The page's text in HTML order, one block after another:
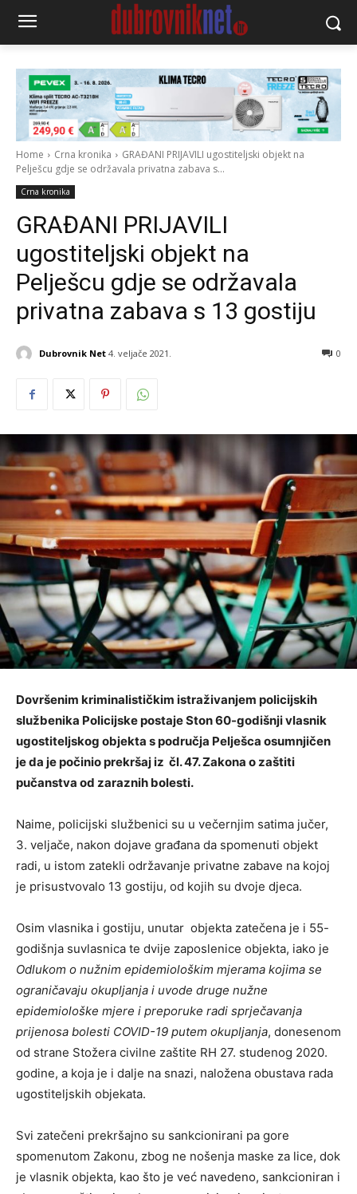
Home Crna kronika
GRAĐANI PRIJAVILI ugostiteljski objekt na
Pelješcu gdje se održavala privatna zabava s...
Crna kronika
GRAĐANI PRIJAVILI
ugostiteljski objekt na
Pelješcu gdje se održavala
privatna zabava s 13 gostiju
Dubrovnik Net 4. veljače 2021. 0
Dovršenim kriminalističkim istraživanjem policijskih
službenika Policijske postaje Ston 60-godišnji vlasnik
ugostiteljskog objekta s područja Pelješca osumnjičen
je da je počinio prekršaj iz čl. 47. Zakona o zaštiti
pučanstva od zaraznih bolesti.
Naime, policijski službenici su u večernjim satima jučer,
3. veljače, nakon dojave građana da spomenuti objekt
radi, u istom zatekli održavanje privatne zabave na kojoj
je prisustvovalo 13 gostiju, od kojih su dvoje djeca.
Osim vlasnika i gostiju, unutar objekta zatečena je i 55-
godišnja suvlasnica te dvije zaposlenice objekta, iako je
Odlukom o nužnim epidemiološkim mjerama kojima se
ograničavaju okupljanja i uvode druge nužne
epidemiološke mjere i preporuke radi sprječavanja
prijenosa bolesti COVID-19 putem okupljanja, donesenom
od strane Stožera civilne zaštite RH 27. studenog 2020.
godine, a koja je i dalje na snazi, naložena obustava rada
ugostiteljskih objekata.
Svi zatečeni prekršajno su sankcionirani pa gore
spomenutom Zakonu, zbog ne nošenja maske za lice, dok
je vlasnik objekta, kao što je već navedeno, sankcioniran i